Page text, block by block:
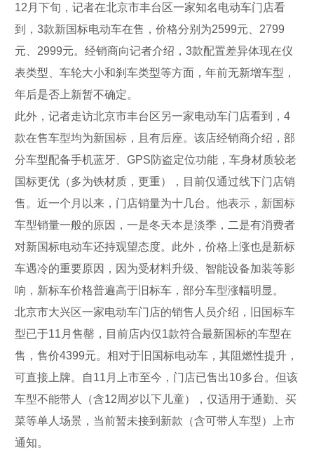
12月下旬，记者在北京市丰台区一家知名电动车门店看
到，3款新国标电动车在售，价格分别为2599元、2799
元、2999元。经销商向记者介绍，3款配置差异体现在仪
表类型、车轮大小和刹车类型等方面，年前无新增车型，
年后是否上新暂不确定。
此外，记者走访北京市丰台区另一家电动车门店看到，4
款在售车型均为新国标，且有后座。该店经销商介绍，部
分车型配备手机蓝牙、GPS防盗定位功能，车身材质较老
国标更优（多为铁材质，更重），目前仅通过线下门店销
售。近一个月以来，门店销量为十几台。他表示，新国标
车型销量一般的原因，一是冬天本是淡季，二是有消费者
对新国标电动车还持观望态度。此外，价格上涨也是新标
车遇冷的重要原因，因为受材料升级、智能设备加装等影
响，新标车价格普遍高于旧标车，部分车型涨幅明显。
北京市大兴区一家电动车门店的销售人员介绍，旧国标车
型已于11月售罄，目前店内仅1款符合最新国标的车型在
售，售价4399元。相对于旧国标电动车，其阻燃性提升，
可直接上牌。自11月上市至今，门店已售出10多台。但该
车型不能带人（含12周岁以下儿童），仅适用于通勤、买
菜等单人场景，当前暂未接到新款（含可带人车型）上市
通知。